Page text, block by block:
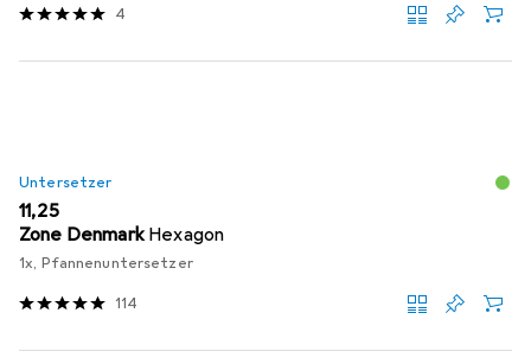
4
Untersetzer
EUR
11,25
Zone Denmark Hexagon
1x, Pfannenuntersetzer
114